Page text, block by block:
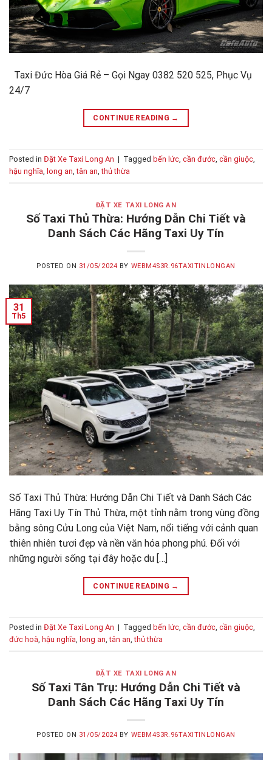
Taxi Đức Hòa Giá Rẻ – Gọi Ngay 0382 520 525, Phục Vụ
24/7
CONTINUE READING →
Posted in Đặt Xe Taxi Long An | Tagged bến lức, cần đước, cần giuộc,
hậu nghĩa, long an,tân an,thủ thừa
ĐẶT XE TAXI LONG AN
Số Taxi Thủ Thừa: Hướng Dẫn Chi Tiết và
Danh Sách Các Hãng Taxi Uy Tín
POSTED ON 31/05/2024 BY WEBM4S3R.96TAXITINLONGAN
31
Th5
Số Taxi Thủ Thừa: Hướng Dẫn Chi Tiết và Danh Sách Các
Hãng Taxi Uy Tín Thủ Thừa, một tỉnh nằm trong vùng đồng
bằng sông Cửu Long của Việt Nam, nổi tiếng với cảnh quan
thiên nhiên tươi đẹp và nền văn hóa phong phú. Đối với
những người sống tại đây hoặc du […]
CONTINUE READING →
Posted in Đặt Xe Taxi Long An | Tagged bến lức, cần đước, cần giuộc,
đức hoà, hậu nghĩa, long an,tân an,thủ thừa
ĐẶT XE TAXI LONG AN
Số Taxi Tân Trụ: Hướng Dẫn Chi Tiết và
Danh Sách Các Hãng Taxi Uy Tín
POSTED ON 31/05/2024 BY WEBM4S3R.96TAXITINLONGAN